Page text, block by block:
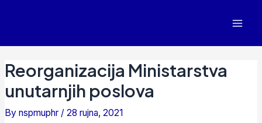
Reorganizacija Ministarstva
unutarnjih poslova
Bynspmuphr /28 rujna, 2021